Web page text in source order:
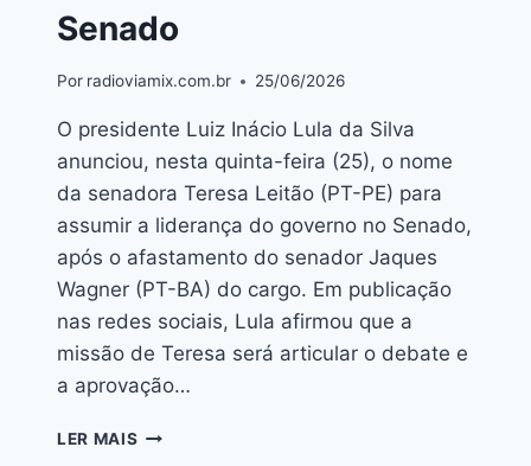
Senado
Por radioviamix.com.br 25/06/2026
O presidente Luiz Inácio Lula da Silva
anunciou, nesta quinta-feira (25), o nome
da senadora Teresa Leitão (PT-PE) para
assumir a liderança do governo no Senado,
após o afastamento do senador Jaques
Wagner (PT-BA) do cargo. Em publicação
nas redes sociais, Lula afirmou que a
missão de Teresa será articular o debate e
a aprovação…
LER MAIS